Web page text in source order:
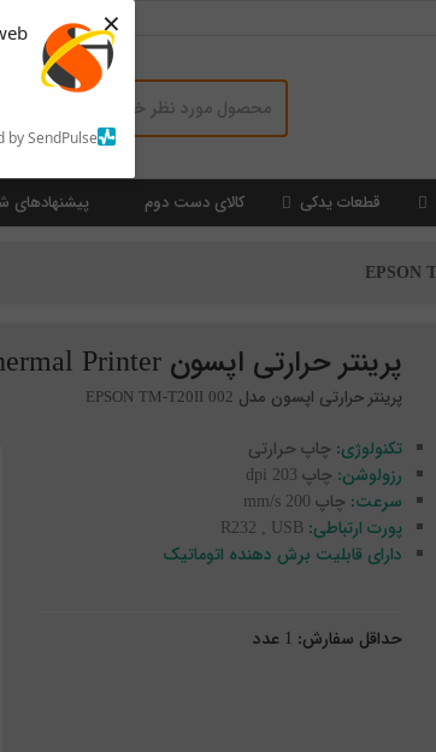
by SendPulse
×
قطعات یدکی کالای دست دوم پیشنهادهای
پرینتر حرارتی اپسون EPSON TM-T20II 002 Thermal Printer
پرینتر حرارتی اپسون مدل EPSON TM-T20II 002
تکنولوژی: چاپ حرارتی
رزولوشن: چاپ 203 dpi
سرعت: چاپ 200 mm/s
پورت ارتباطی: R232 , USB
دارای قابلیت برش دهنده اتوماتیک
حداقل سفارش: 1 عدد